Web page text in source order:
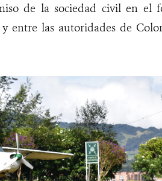
de la sociedad civil en el
entre las autoridades de